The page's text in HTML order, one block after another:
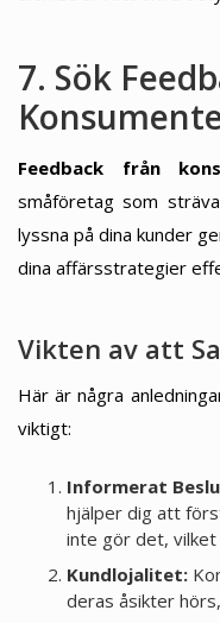
7. Sök
Feedback från
småföretag som
lyssna på dina kunder
dina affärsstrategier
Vikten av att
Här är några
viktigt:
Informerat
hjälper dig att
inte gör det,
Kundlojalitet:
deras åsikter